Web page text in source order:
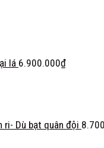
lá 6.900.000₫
ri- Dù bạt quân đội